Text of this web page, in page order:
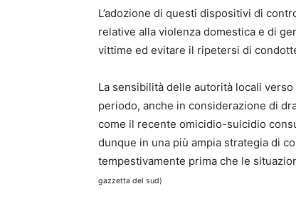
L’adozione di questi dispositivi di
relative alla violenza domestica e di
vittime ed evitare il ripetersi di
La sensibilità delle autorità locali
periodo, anche in considerazione di
come il recente omicidio-suicidio
dunque in una più ampia strategia di
tempestivamente prima che le
gazzetta del sud)